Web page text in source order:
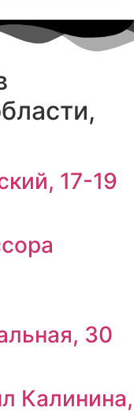
17-19
30
Калинина,